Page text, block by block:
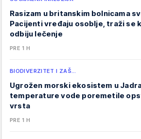
Rasizam u britanskim bolnicama
Pacijenti vređaju osoblje, traži se
odbiju lečenje
PRE 1 H
BIODIVERZITET I ZAŠ…
Ugrožen morski ekosistem u
temperature vode poremetile
vrsta
PRE 1 H